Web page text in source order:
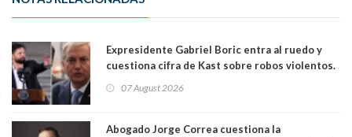
Expresidente Gabriel Boric entra al ruedo y
cuestiona cifra de Kast sobre robos violentos.
07 August 2026
Abogado Jorge Correa cuestiona la